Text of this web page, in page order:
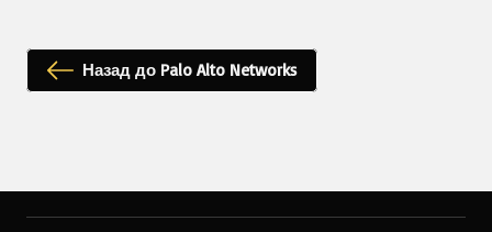
Назад до Palo Alto Networks